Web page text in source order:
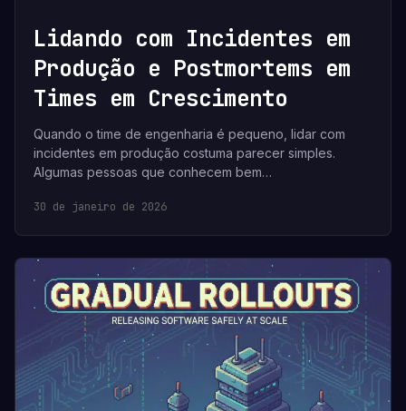
Lidando com Incidentes em
Produção e Postmortems em
Times em Crescimento
Quando o time de engenharia é pequeno, lidar com
incidentes em produção costuma parecer simples.
Algumas pessoas que conhecem bem…
30 de janeiro de 2026